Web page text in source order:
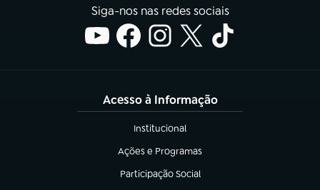
Siga-nos nas redes sociais
Acesso à Informação
Institucional
(abre em nova aba)
Ações e Programas
(abre em nova aba)
Participação Social
(abre em nova aba)